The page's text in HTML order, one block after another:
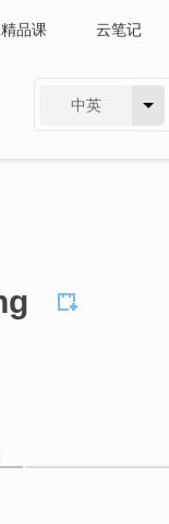
品课 云笔记
中英